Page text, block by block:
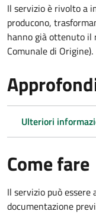
Il servizio è rivolto a
producono,
hanno già ottenuto il
Comunale di Origine).
Ulteriori
Come fare
Il servizio può
documentazione